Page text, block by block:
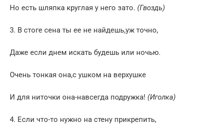
Но есть шляпка круглая у него зато. (Гвоздь)
3. В стоге сена ты ее не найдешь,уж точно,
Даже если днем искать будешь или ночью.
Очень тонкая она,с ушком на верхушке
И для ниточки она-навсегда подружка! (Иголка)
4. Если что-то нужно на стену прикрепить,